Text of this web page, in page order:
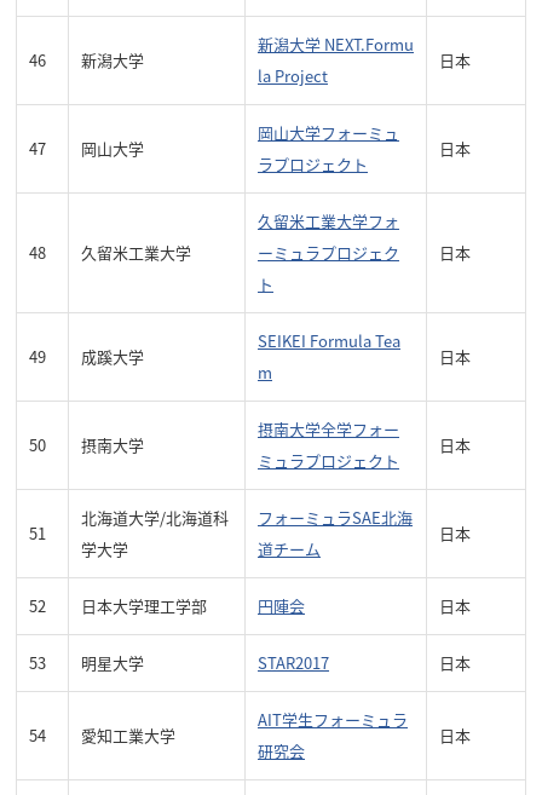
46 新潟大学
新潟大学 NEXT.Formu
la Project
日本
47 岡山大学
岡山大学フォーミュ
ラプロジェクト
日本
48 久留米工業大学
久留米工業大学フォ
ーミュラプロジェク
ト
日本
49 成蹊大学
SEIKEI Formula Tea
m
日本
50 摂南大学
摂南大学全学フォー
ミュラプロジェクト
日本
51
北海道大学/北海道科
学大学
フォーミュラSAE北海
道チーム
日本
52 日本大学理工学部 円陣会 日本
53 明星大学 STAR2017 日本
54 愛知工業大学
AIT学生フォーミュラ
研究会
日本